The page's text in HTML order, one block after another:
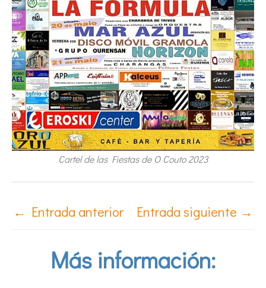
Cartel de las Fiestas de O Couto 2023
← Entrada anterior Entrada siguiente →
Más información: